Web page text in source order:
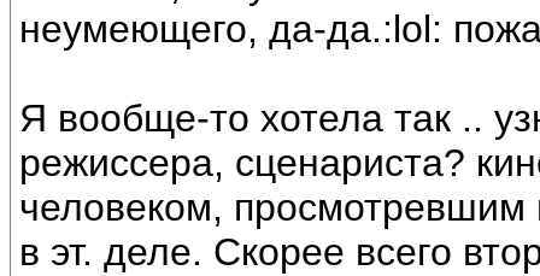
неумеющего, да-да.:lol:
Я вообще-то хотела так ..
режиссера, сценариста?
человеком,
в эт. деле. Скорее всего